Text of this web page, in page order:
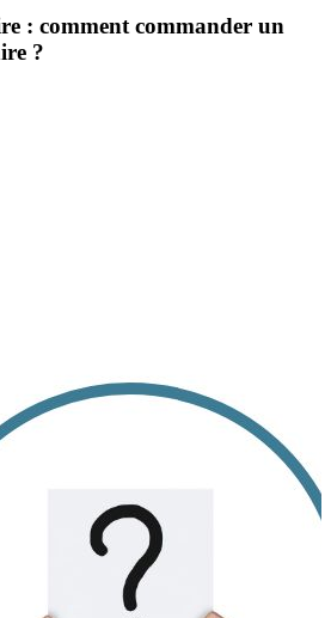
: comment commander un
?